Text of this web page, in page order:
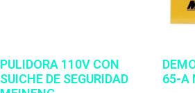
PULIDORA 110V CON
SUICHE DE SEGURIDAD
65-A